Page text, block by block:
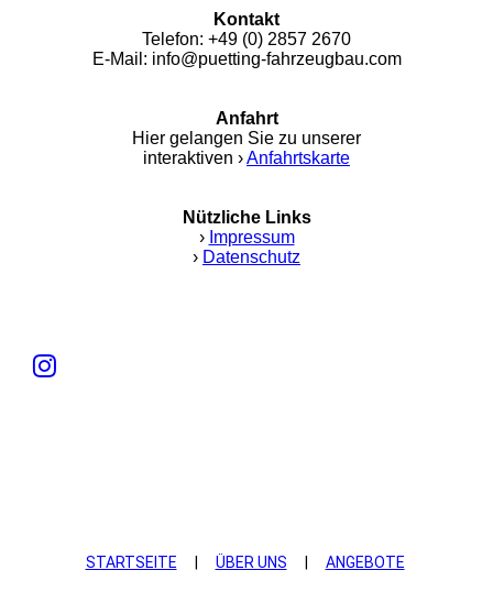
Kontakt
Telefon: +49 (0) 2857 2670
E-Mail: info@puetting-fahrzeugbau.com
Anfahrt
Hier gelangen Sie zu unserer
interaktiven ›Anfahrtskarte
Nützliche Links
› Impressum
› Datenschutz
STARTSEITE ÜBER UNS ANGEBOTE